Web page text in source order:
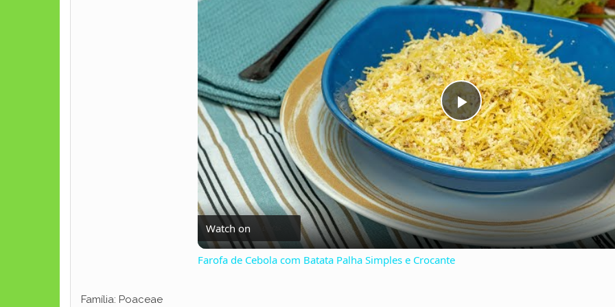
P
l
a
y
Watch on
Farofa de Cebola com Batata Palha Simples e Crocante
Família: Poaceae